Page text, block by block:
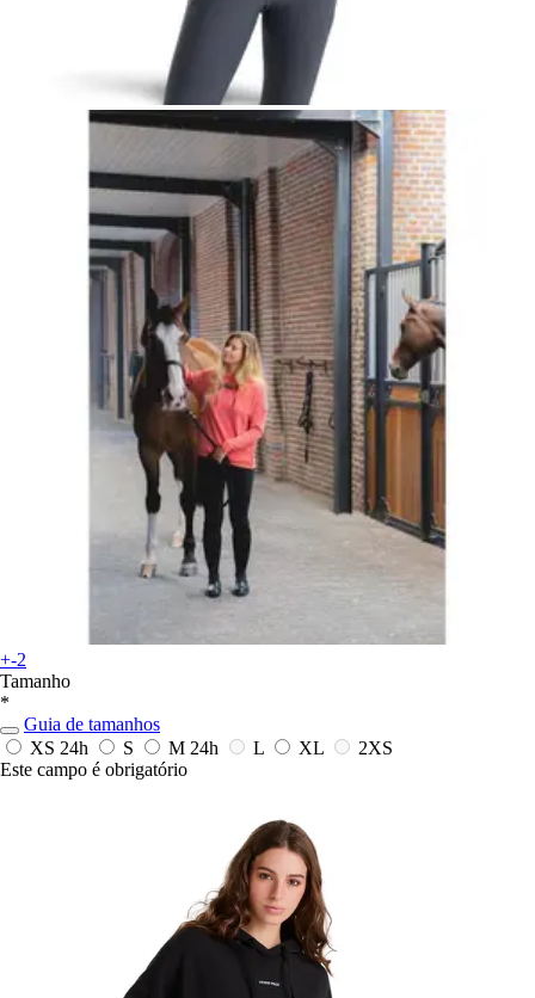
+-2
Tamanho
*
Guia de tamanhos
XS 24h S M 24h L XL
2XS
Este campo é obrigatório